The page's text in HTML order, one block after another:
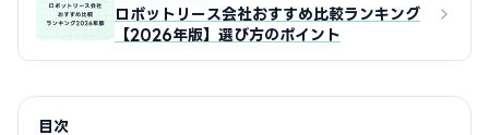
ロボットリース会社おすすめ比較ランキング
【2026年版】選び方のポイント
目次